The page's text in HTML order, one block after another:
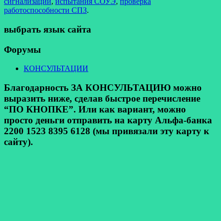
работоспособности СПЗ.
выбрать язык сайта
Форумы
КОНСУЛЬТАЦИИ
Благодарность ЗА КОНСУЛЬТАЦИЮ можно
выразить ниже, сделав быстрое перечисление
“ПО КНОПКЕ”. Или как вариант, можно
просто деньги отправить на карту Альфа-банка
2200 1523 8395 6128 (мы привязали эту карту к
сайту).